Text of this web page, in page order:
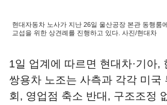
현대자동차 노사가 지난 26일 울산공장 본관 동행룸
교섭을 위한 상견례를 진행하고 있다. 사진/현대차
1일 업계에 따르면 현대차·기아,
쌍용차 노조는 사측과 각각 미국
회, 영업점 축소 반대, 구조조정